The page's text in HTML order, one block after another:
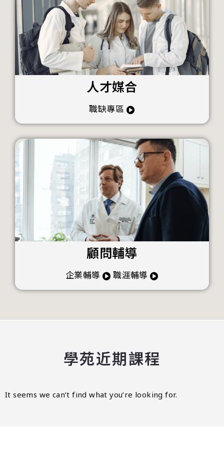
人才媒合
職缺專區
顧問輔導
企業輔導 職涯輔導
學苑近期課程
It seems we can’t find what you’re looking for.